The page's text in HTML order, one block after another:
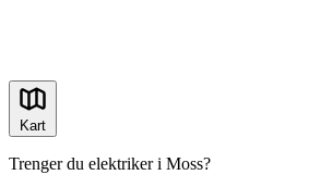
Kart
Trenger du elektriker i Moss?